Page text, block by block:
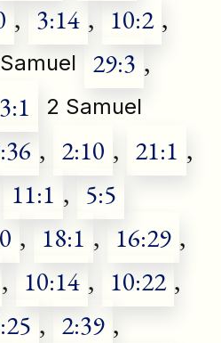
, 3:14 , 10:2 ,
29:3 ,
2 Samuel
, 2:10 , 21:1 ,
11:1 , 5:5
, 18:1 , 16:29 ,
, 10:14 , 10:22 ,
, 2:39 ,